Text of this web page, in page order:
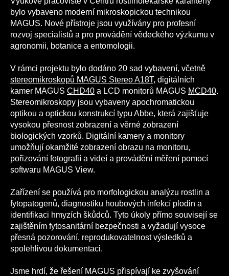
bylo vybaveno moderní mikroskopickou technikou
MAGUS. Nové přístroje jsou využívány pro profesní
rozvoj specialistů a pro provádění vědeckého výzkumu v
agronomii, botanice a entomologii.
V rámci projektu bylo dodáno 20 sad vybavení, včetně
stereomikroskopů MAGUS Stereo A18T, digitálních
kamer MAGUS CHD40 a LCD monitorů MAGUS MCD40.
Stereomikroskopy jsou vybaveny apochromatickou
optikou a optickou konstrukcí typu Abbe, která zajišťuje
vysokou přesnost zobrazení a věrné zobrazení
biologických vzorků. Digitální kamery a monitory
umožňují okamžité zobrazení obrazu na monitoru,
pořizování fotografií a videí a provádění měření pomocí
softwaru MAGUS View.
Zařízení se používá pro morfologickou analýzu rostlin a
fytopatogenů, diagnostiku houbových infekcí plodin a
identifikaci hmyzích škůdců. Tyto úkoly přímo souvisejí se
zajištěním fytosanitární bezpečnosti a vyžadují vysoce
přesná pozorování, reprodukovatelnost výsledků a
spolehlivou dokumentaci.
Jsme hrdí, že řešení MAGUS přispívají ke zvyšování